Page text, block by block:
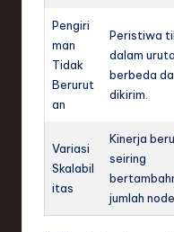
Pengiri
man
Tidak
Berurut
an
Peristiwa
dalam
berbeda
dikirim.
Variasi
Skalabil
itas
Kinerja
seiring
jumlah